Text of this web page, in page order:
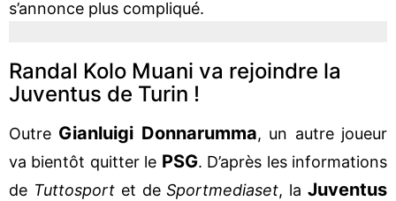
s’annonce plus compliqué.
Randal Kolo Muani va rejoindre la
Juventus de Turin !
Outre Gianluigi Donnarumma, un autre joueur
va bientôt quitter le PSG. D’après les informations
de Tuttosportet deSportmediaset, la Juventus